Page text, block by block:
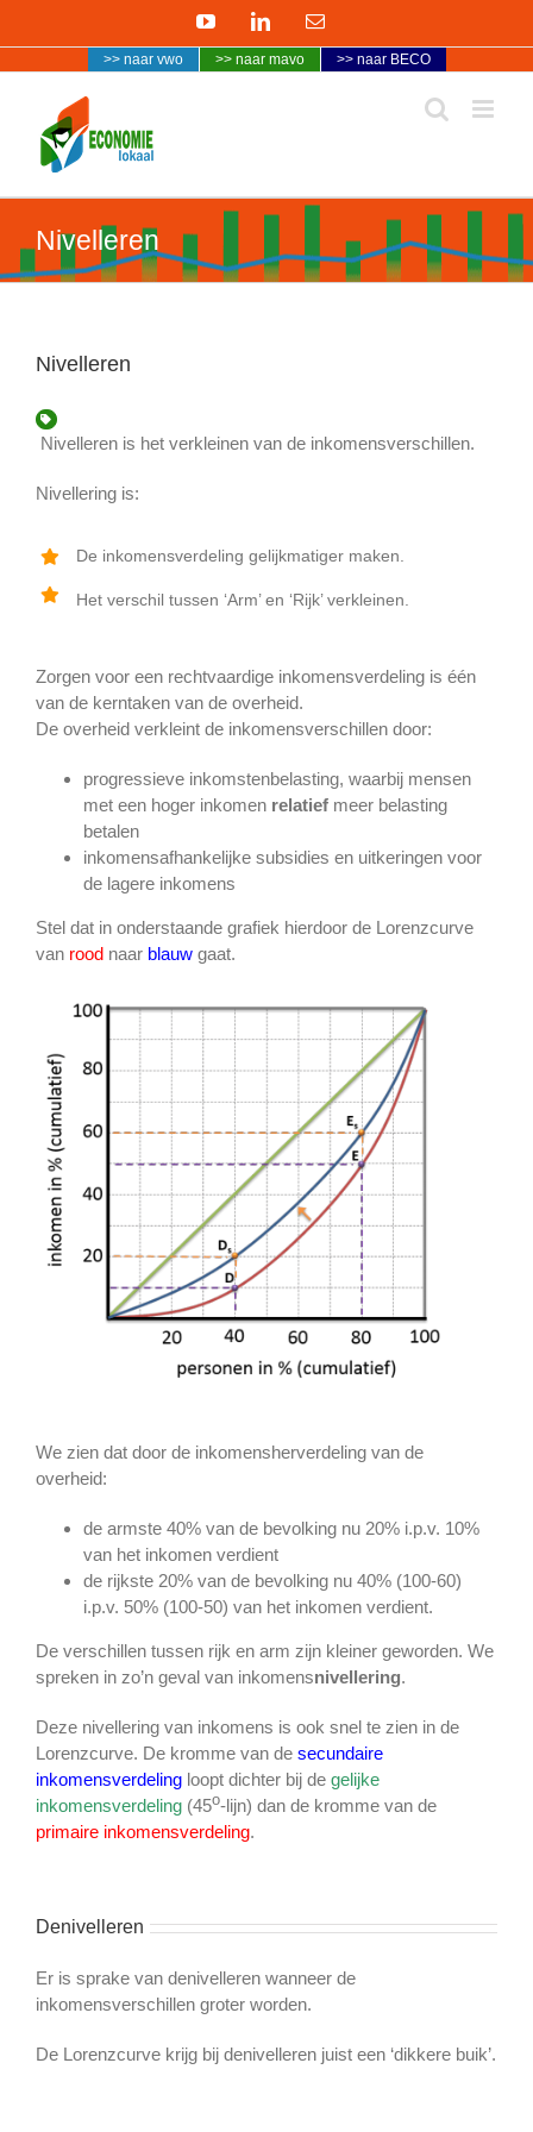
YouTubeLinkedInE-
>> naar vwo >> naar mavo >> naar BECO
Nivelleren
Nivelleren
Nivelleren is het verkleinen van de inkomensverschillen.
Nivellering is:
De inkomensverdeling gelijkmatiger maken.
Het verschil tussen ‘Arm’ en ‘Rijk’ verkleinen.
Zorgen voor een rechtvaardige inkomensverdeling is één
van de kerntaken van de overheid.
De overheid verkleint de inkomensverschillen door:
progressieve inkomstenbelasting, waarbij mensen
met een hoger inkomen relatief meer belasting
betalen
inkomensafhankelijke subsidies en uitkeringen voor
de lagere inkomens
Stel dat in onderstaande grafiek hierdoor de Lorenzcurve
van rood naar blauw gaat.
We zien dat door de inkomensherverdeling van de
overheid:
de armste 40% van de bevolking nu 20% i.p.v. 10%
van het inkomen verdient
de rijkste 20% van de bevolking nu 40% (100-60)
i.p.v. 50% (100-50) van het inkomen verdient.
De verschillen tussen rijk en arm zijn kleiner geworden. We
spreken in zo’n geval van inkomensnivellering.
Deze nivellering van inkomens is ook snel te zien in de
Lorenzcurve. De kromme van de secundaire
inkomensverdeling loopt dichter bij de gelijke
inkomensverdeling (45o-lijn) dan de kromme van de
primaire inkomensverdeling.
Denivelleren
Er is sprake van denivelleren wanneer de
inkomensverschillen groter worden.
De Lorenzcurve krijg bij denivelleren juist een ‘dikkere buik’.